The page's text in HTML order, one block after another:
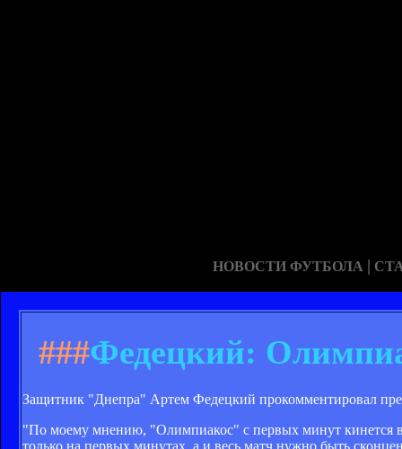
НОВОСТИ ФУТБОЛА |
###Федецкий:
Защитник "Днепра" Артем Федецкий прокомментировал
"По моему мнению, "Олимпиакос" с первых минут кинется в
только на первых минутах, а и весь матч нужно быть